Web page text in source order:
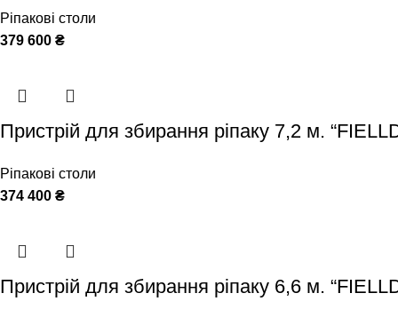
Ріпакові столи
379 600 ₴
Пристрій для збирання ріпаку 7,2 м.
Ріпакові столи
374 400 ₴
Пристрій для збирання ріпаку 6,6 м.